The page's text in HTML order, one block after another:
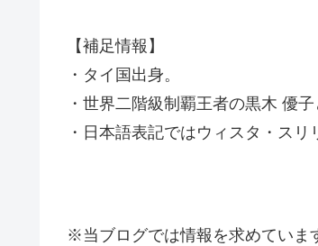
【補足情報】
・タイ国出身。
・世界二階級制覇王者の黒木 優
・日本語表記ではウィスタ・スリ
※当ブログでは情報を求めていま